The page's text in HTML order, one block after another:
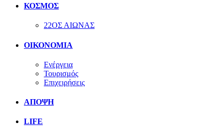
ΚΟΣΜΟΣ
22ΟΣ ΑΙΩΝΑΣ
ΟΙΚΟΝΟΜΙΑ
Ενέργεια
Τουρισμός
Επιχειρήσεις
ΑΠΟΨΗ
LIFE